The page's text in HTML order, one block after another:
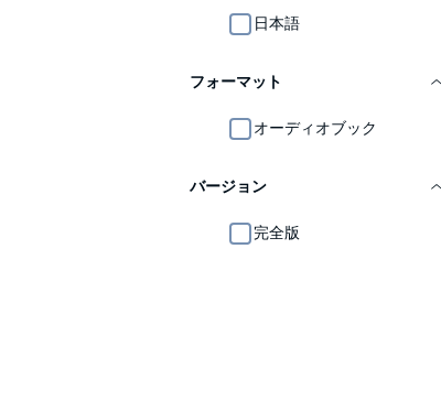
日本語
フォーマット
オーディオブック
バージョン
完全版